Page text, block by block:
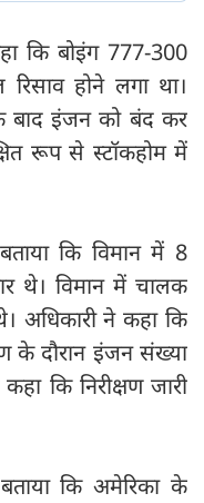
कि बोइंग 777-300
होने लगा था।
बाद इंजन को बंद कर
रूप से स्टॉकहोम में
कि विमान में 8
थे। विमान में चालक
अधिकारी ने कहा कि
के दौरान इंजन संख्या
कि निरीक्षण जारी
कि अमेरिका के